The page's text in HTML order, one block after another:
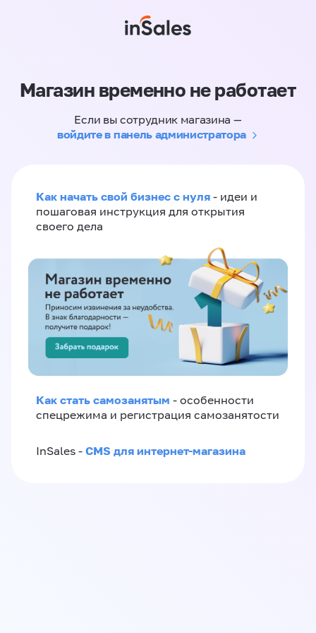
Магазин временно не работает
Если вы сотрудник магазина —
войдите в панель администратора
Как начать свой бизнес с нуля - идеи и
пошаговая инструкция для открытия
своего дела
Как стать самозанятым - особенности
спецрежима и регистрация самозанятости
InSales - CMS для интернет-магазина